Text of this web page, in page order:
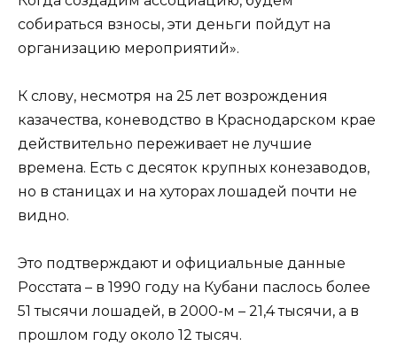
собираться взносы, эти деньги пойдут на
организацию мероприятий».
К слову, несмотря на 25 лет возрождения
казачества, коневодство в Краснодарском крае
действительно переживает не лучшие
времена. Есть с десяток крупных конезаводов,
но в станицах и на хуторах лошадей почти не
видно.
Это подтверждают и официальные данные
Росстата – в 1990 году на Кубани паслось более
51 тысячи лошадей, в 2000-м – 21,4 тысячи, а в
прошлом году около 12 тысяч.